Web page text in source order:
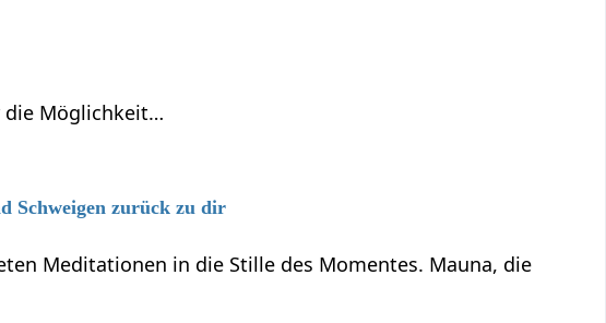
die Möglichkeit…
Schweigen zurück zu dir
Meditationen in die Stille des Momentes. Mauna, die